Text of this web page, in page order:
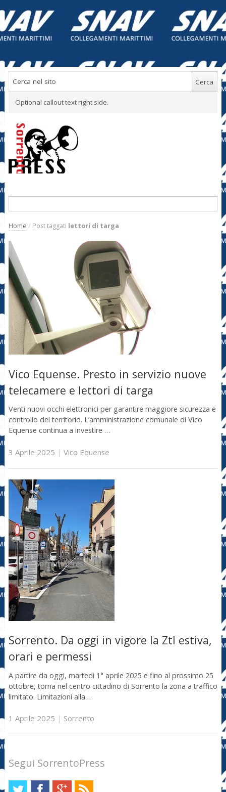
Optional callout text right side.
Home / Post taggati lettori di targa
Vico Equense. Presto in servizio nuove
telecamere e lettori di targa
Venti nuovi occhi elettronici per garantire maggiore sicurezza e
controllo del territorio. L’amministrazione comunale di Vico
Equense continua a investire …
3 Aprile 2025 | Vico Equense
Sorrento. Da oggi in vigore la Ztl estiva,
orari e permessi
A partire da oggi, martedì 1° aprile 2025 e fino al prossimo 25
ottobre, torna nel centro cittadino di Sorrento la zona a traffico
limitato. Limitazioni alla …
1 Aprile 2025 | Sorrento
Segui SorrentoPress